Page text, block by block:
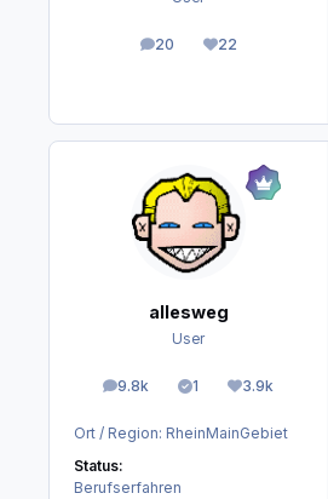
20
Beiträge22
Reputation
allesweg
User
9.8k
Beiträge 1
Lösungen3.9k
Reputation
Ort / Region: RheinMainGebiet
Status:
Berufserfahren